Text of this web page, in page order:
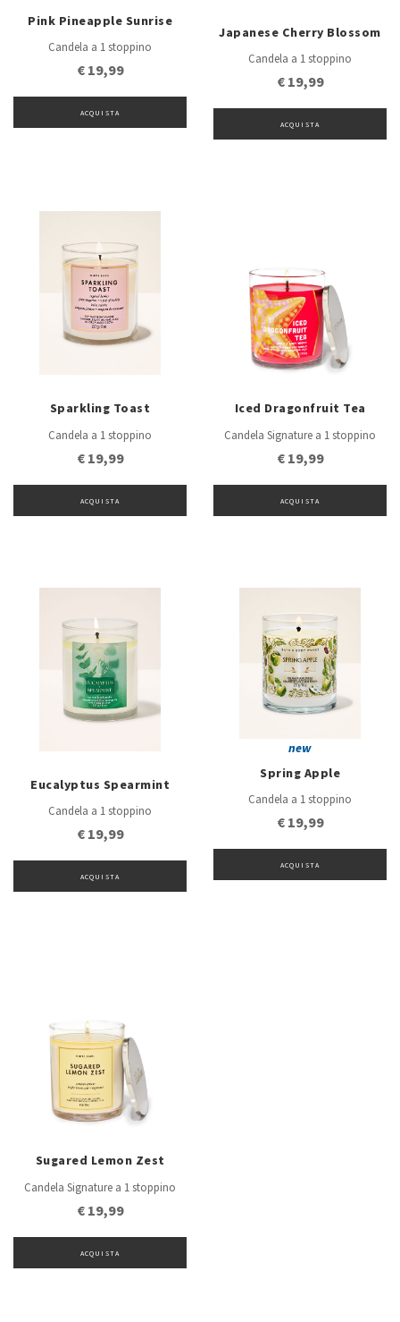
Pink Pineapple Sunrise
Candela a 1 stoppino
€ 19,99
ACQUISTA
Japanese Cherry Blossom
Candela a 1 stoppino
€ 19,99
ACQUISTA
Sparkling Toast
Candela a 1 stoppino
€ 19,99
ACQUISTA
Iced Dragonfruit Tea
Candela Signature a 1 stoppino
€ 19,99
ACQUISTA
Eucalyptus Spearmint
Candela a 1 stoppino
€ 19,99
ACQUISTA
new
Spring Apple
Candela a 1 stoppino
€ 19,99
ACQUISTA
Sugared Lemon Zest
Candela Signature a 1 stoppino
€ 19,99
ACQUISTA